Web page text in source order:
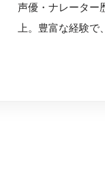
声優・ナレーター
上。豊富な経験